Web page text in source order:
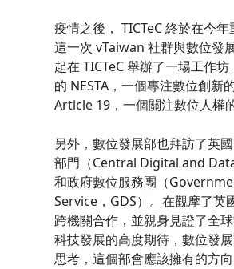
疫情之後， TICTeC 終於在今年
這一次 vTaiwan 社群與數位發
起在 TICTeC 舉辦了一場工作
的 NESTA，一個專注數位創新
Article 19，一個關注數位人權
另外，數位發展部也拜訪了英
部門（Central Digital and
和政府數位服務團（
Service，GDS）。在觀摩了英
跨機關合作，並親身見證了全
科技發展的高度期待，數位發
思考，這個部會應該擁有的方向